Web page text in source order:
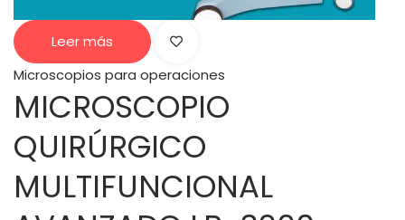
Leer más
Microscopios para operaciones
MICROSCOPIO
QUIRÚRGICO
MULTIFUNCIONAL